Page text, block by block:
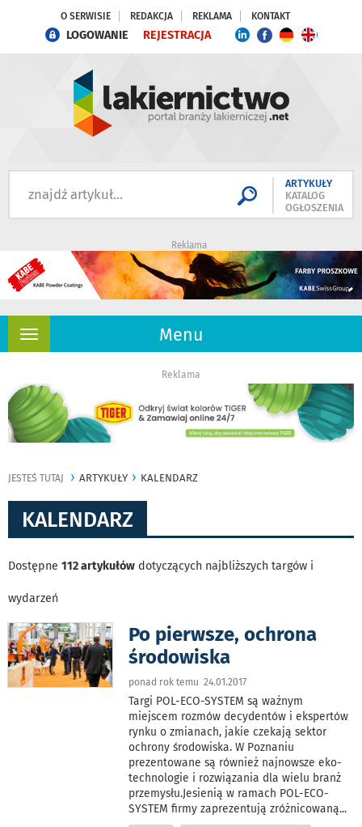
O SERWISIE REDAKCJA REKLAMA KONTAKT
LOGOWANIE REJESTRACJA
ARTYKUŁY
KATALOG
OGŁOSZENIA
Reklama
Menu
Rozwiń
Reklama
JESTEŚ TUTAJ ARTYKUŁY KALENDARZ
KALENDARZ
Dostępne 112 artykułów dotyczących najbliższych targów i
wydarzeń
Po pierwsze, ochrona
środowiska
ponad rok temu 24.01.2017
Targi POL-ECO-SYSTEM są ważnym
miejscem rozmów decydentów i ekspertów
rynku o zmianach, jakie czekają sektor
ochrony środowiska. W Poznaniu
prezentowane są również najnowsze eko-
technologie i rozwiązania dla wielu branż
przemysłu.Jesienią w ramach POL-ECO-
SYSTEM firmy zaprezentują zróżnicowaną...